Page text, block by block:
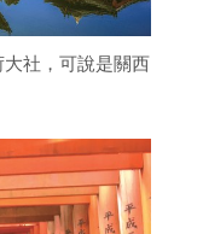
社，可說是關西